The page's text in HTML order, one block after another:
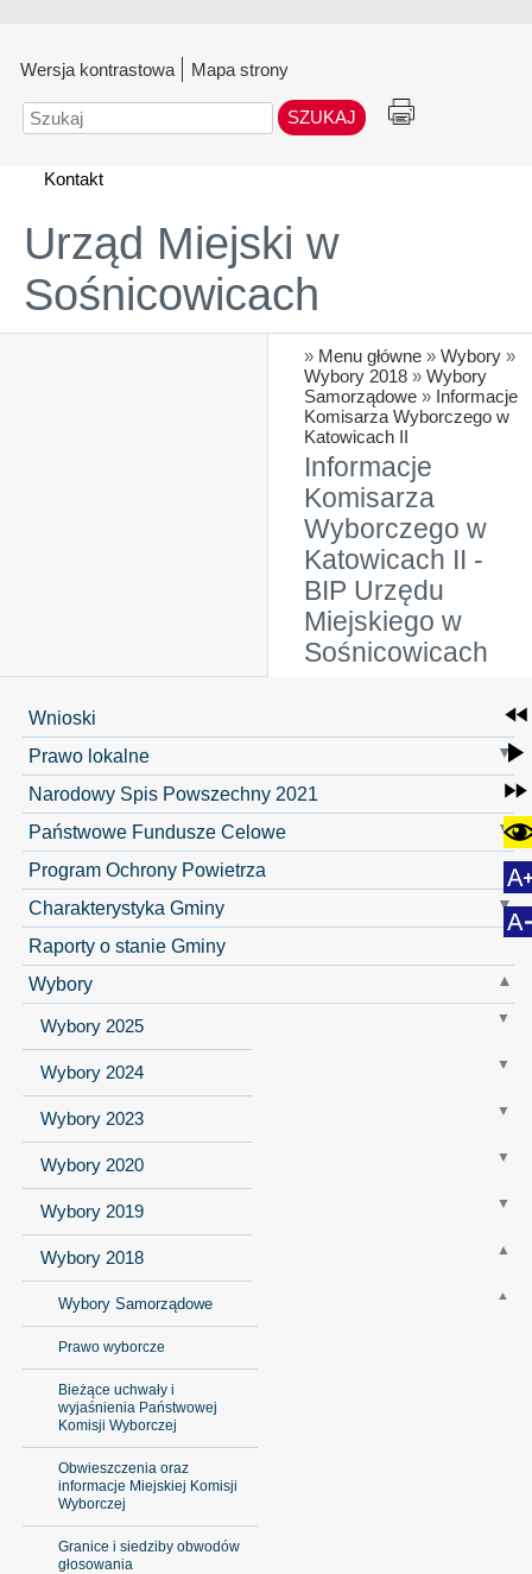
Wersja kontrastowa Mapa strony
Szukaj
Kontakt
Urząd Miejski w
Sośnicowicach
» Menu główne » Wybory »
Wybory 2018 » Wybory
Samorządowe » Informacje
Komisarza Wyborczego w
Katowicach II
Informacje
Komisarza
Wyborczego w
Katowicach II -
BIP Urzędu
Miejskiego w
Sośnicowicach
Wnioski
Prawo lokalne
Narodowy Spis Powszechny 2021
Państwowe Fundusze Celowe
Program Ochrony Powietrza
Charakterystyka Gminy
Raporty o stanie Gminy
Wybory
Wybory 2025
Wybory 2024
Wybory 2023
Wybory 2020
Wybory 2019
Wybory 2018
Wybory Samorządowe
Prawo wyborcze
Bieżące uchwały i
wyjaśnienia Państwowej
Komisji Wyborczej
Obwieszczenia oraz
informacje Miejskiej Komisji
Wyborczej
Granice i siedziby obwodów
głosowania